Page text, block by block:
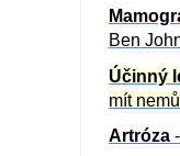
Ben
Účinný
mít
Artróza